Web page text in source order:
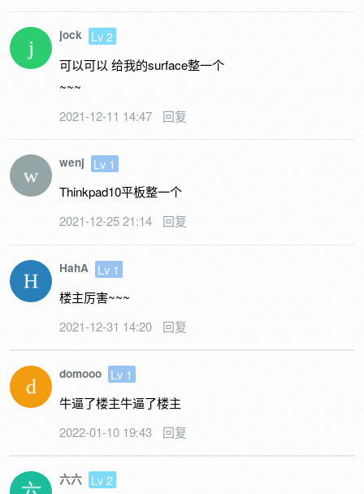
jock
Lv 2
可以可以 给我的surface整一个
~~~
2021-12-11 14:47
回复
wenj
Lv 1
Thinkpad10平板整一个
2021-12-25 21:14
回复
HahA
Lv 1
楼主厉害~~~
2021-12-31 14:20
回复
domooo
Lv 1
牛逼了楼主牛逼了楼主
2022-01-10 19:43
回复
六六
Lv 2